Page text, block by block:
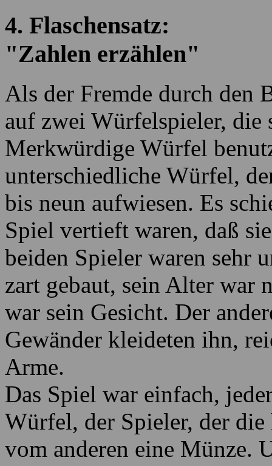
4. Flaschensatz:
"Zahlen erzählen"
Als der Fremde durch den
auf zwei Würfelspieler, die
Merkwürdige Würfel
unterschiedliche Würfel,
bis neun aufwiesen. Es
Spiel vertieft waren, daß
beiden Spieler waren sehr
zart gebaut, sein Alter war
war sein Gesicht. Der
Gewänder kleideten ihn,
Arme.
Das Spiel war einfach,
Würfel, der Spieler, der
vom anderen eine Münze.